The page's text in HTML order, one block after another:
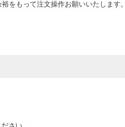
をもって注文操作お願いいたします。
さい。